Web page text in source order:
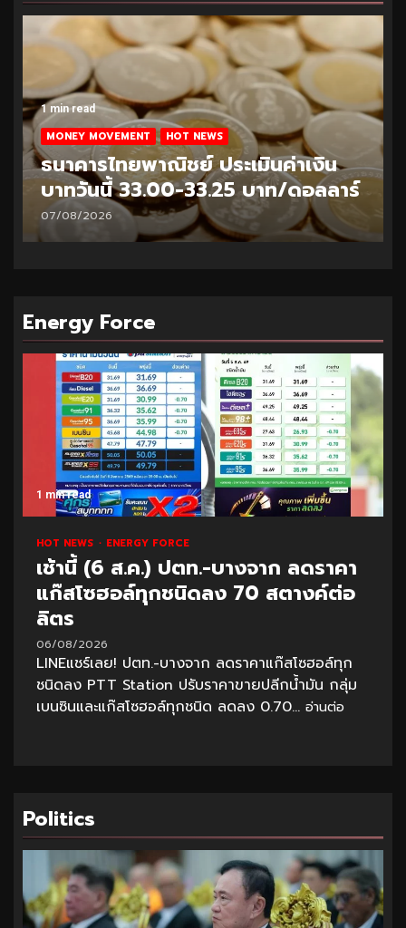
1 min read
MONEY MOVEMENT HOT NEWS
ธนาคารไทยพาณิชย์ ประเมินค่าเงิน
บาทวันนี้ 33.00-33.25 บาท/ดอลลาร์
07/08/2026
Energy Force
1 min read
HOT NEWS ENERGY FORCE
เช้านี้ (6 ส.ค.) ปตท.-บางจาก ลดราคา
แก๊สโซฮอล์ทุกชนิดลง 70 สตางค์ต่อ
ลิตร
06/08/2026
LINEแชร์เลย! ปตท.-บางจาก ลดราคาแก๊สโซฮอล์ทุก
ชนิดลง PTT Station ปรับราคาขายปลีกน้ำมัน กลุ่ม
เบนซินและแก๊สโซฮอล์ทุกชนิด ลดลง 0.70... อ่านต่อ
Politics